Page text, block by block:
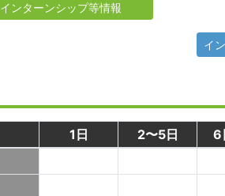
インターンシップ等情報
イ
1日 2〜5日 6